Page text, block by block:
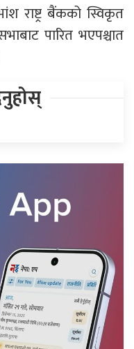
राष्ट्र बैंकको स्विकृत
पारित भएपश्चात